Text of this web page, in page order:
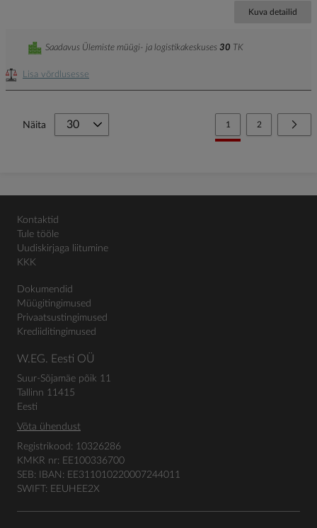
Kuva detailid
Lisa võrdlusesse
Saadavus Ülemiste müügi- ja logistikakeskuses 30 TK
PageYou're currently reading
1 Page
2
Näita
Kontaktid
Tule tööle
Uudiskirjaga liitumine
KKK
Dokumendid
Müügitingimused
Privaatsustingimused
Krediiditingimused
W.EG. Eesti OÜ
Suur-Sõjamäe põik 11
Tallinn 11415
Eesti
Võta ühendust
Registrikood: 10326286
KMKR nr: EE100336700
SEB: IBAN: EE311010220007244011
SWIFT: EEUHEE2X